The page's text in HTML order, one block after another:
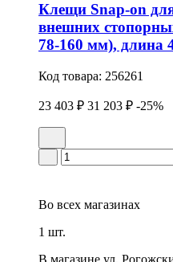
Клещи Snap-on
внешних
78-160 мм), длина
Код товара: 256261
23 403 ₽ 31 203 ₽ -25%
Во всех магазинах
1 шт.
В магазине ул.